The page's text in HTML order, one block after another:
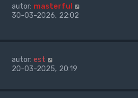
autor: masterful
30-03-2026, 22:02
autor: est
20-03-2025, 20:19